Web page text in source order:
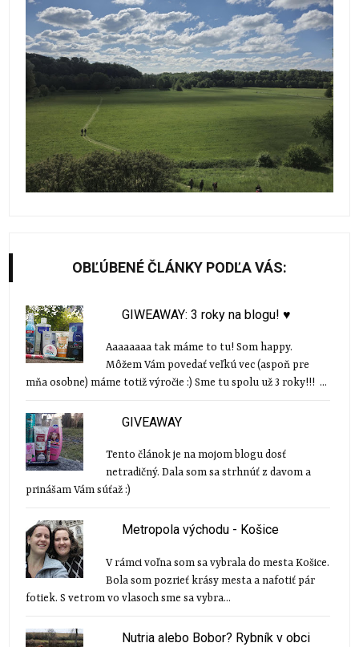
OBĽÚBENÉ ČLÁNKY PODĽA VÁS:
GIWEAWAY: 3 roky na blogu! ♥
Aaaaaaaa tak máme to tu! Som happy.
Môžem Vám povedať veľkú vec (aspoň pre
mňa osobne) máme totiž výročie :) Sme tu spolu už 3 roky!!! ...
GIVEAWAY
Tento článok je na mojom blogu dosť
netradičný. Dala som sa strhnúť z davom a
prinášam Vám súťaž :)
Metropola východu - Košice
V rámci voľna som sa vybrala do mesta Košice.
Bola som pozrieť krásy mesta a nafotiť pár
fotiek. S vetrom vo vlasoch sme sa vybra...
Nutria alebo Bobor? Rybník v obci